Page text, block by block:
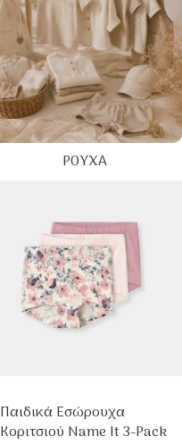
ΡΟΎΧΑ
Παιδικά Εσώρουχα
Κοριτσιού Name It 3-Pack